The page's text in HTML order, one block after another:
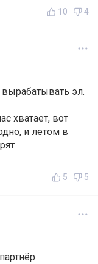
10 4
эл.
хватает, вот
и летом в
5 5